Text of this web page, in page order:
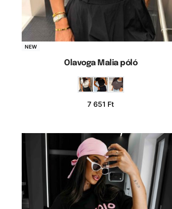
NEW
Olavoga Malia póló
7 651 Ft